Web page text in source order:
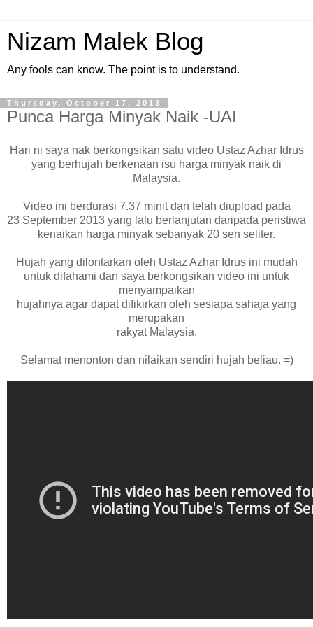
Nizam Malek Blog
Any fools can know. The point is to understand.
Thursday, October 17, 2013
Punca Harga Minyak Naik -UAI
Hari ni saya nak berkongsikan satu video Ustaz Azhar Idrus
yang berhujah berkenaan isu harga minyak naik di
Malaysia.
Video ini berdurasi 7.37 minit dan telah diupload pada
23 September 2013 yang lalu berlanjutan daripada peristiwa
kenaikan harga minyak sebanyak 20 sen seliter.
Hujah yang dilontarkan oleh Ustaz Azhar Idrus ini mudah
untuk difahami dan saya berkongsikan video ini untuk
menyampaikan
hujahnya agar dapat difikirkan oleh sesiapa sahaja yang
merupakan
rakyat Malaysia.
Selamat menonton dan nilaikan sendiri hujah beliau. =)